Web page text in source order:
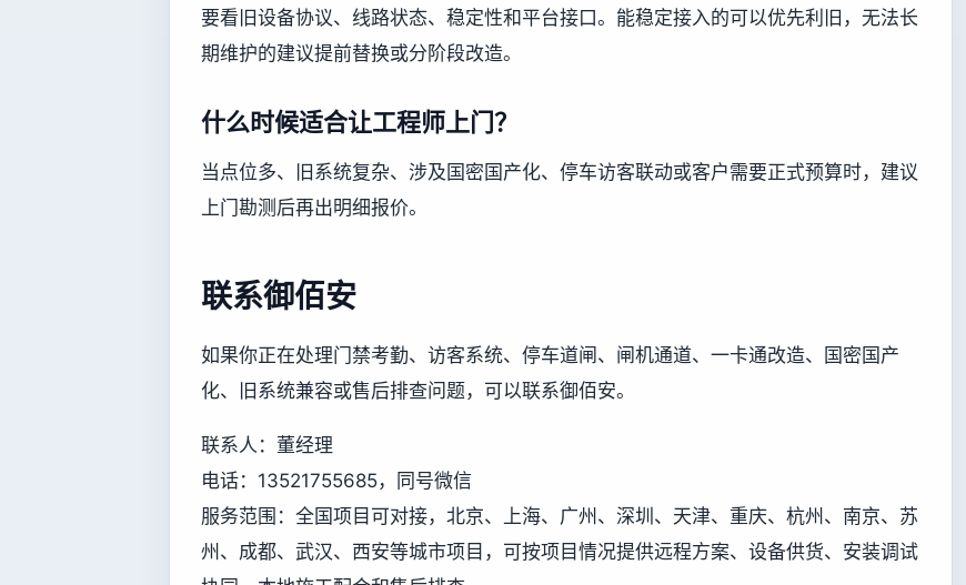
要看旧设备协议、线路状态、稳定性和平台接口。能稳定接入的可以优先利旧，无法长
期维护的建议提前替换或分阶段改造。
什么时候适合让工程师上门？
当点位多、旧系统复杂、涉及国密国产化、停车访客联动或客户需要正式预算时，建议
上门勘测后再出明细报价。
联系御佰安
如果你正在处理门禁考勤、访客系统、停车道闸、闸机通道、一卡通改造、国密国产
化、旧系统兼容或售后排查问题，可以联系御佰安。
联系人：董经理
电话：13521755685，同号微信
服务范围：全国项目可对接，北京、上海、广州、深圳、天津、重庆、杭州、南京、苏
州、成都、武汉、西安等城市项目，可按项目情况提供远程方案、设备供货、安装调试